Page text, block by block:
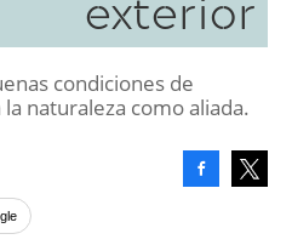
condiciones de
naturaleza como aliada.